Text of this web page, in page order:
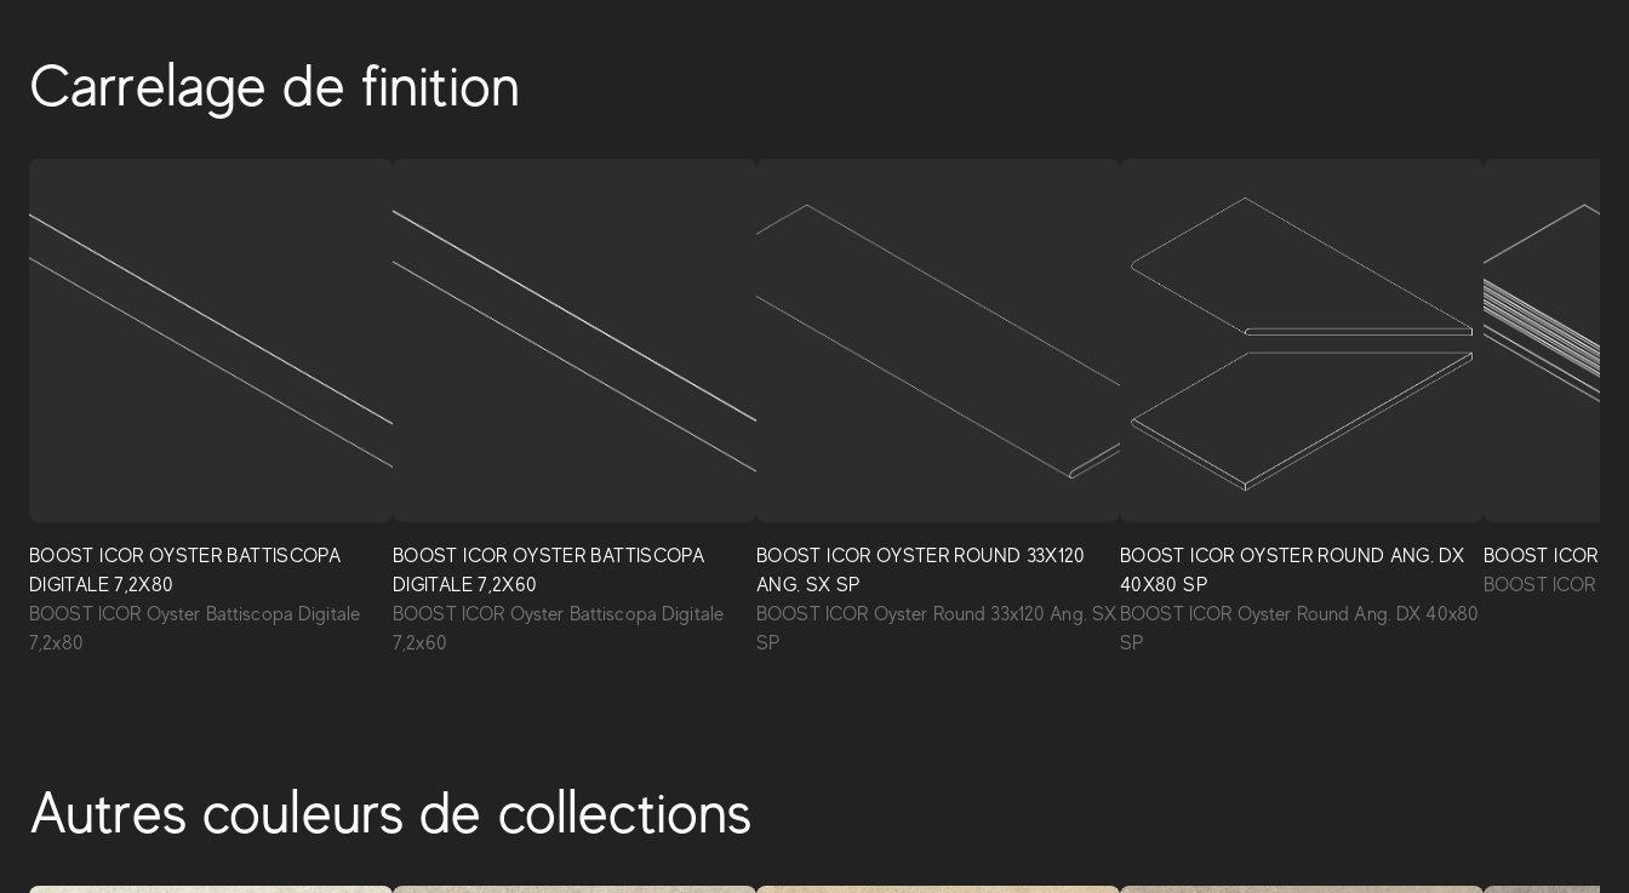
Carrelage de finition
BOOST ICOR OYSTER BATTISCOPA
DIGITALE 7,2X80
BOOST ICOR Oyster Battiscopa Digitale
7,2x80
BOOST ICOR OYSTER BATTISCOPA
DIGITALE 7,2X60
BOOST ICOR Oyster Battiscopa Digitale
7,2x60
BOOST ICOR OYSTER ROUND 33X120
ANG. SX SP
BOOST ICOR Oyster Round 33x120 Ang. SX
SP
BOOST ICOR OYSTER ROUND ANG. DX
40X80 SP
BOOST ICOR Oyster Round Ang. DX 40x80
SP
BOOST ICOR
BOOST ICOR
Autres couleurs de collections